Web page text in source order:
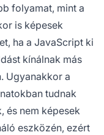
folyamat, mint a
is képesek
ha a JavaScript ki
kínálnak más
Ugyanakkor a
tudnak
és nem képesek
eszközén, ezért